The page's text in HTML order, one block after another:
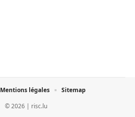
© 2026 | risc.lu
Mentions légales Sitemap